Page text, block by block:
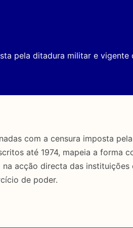
pela ditadura militar e
com a censura imposta
até 1974, mapeia a forma
acção directa das
de poder.